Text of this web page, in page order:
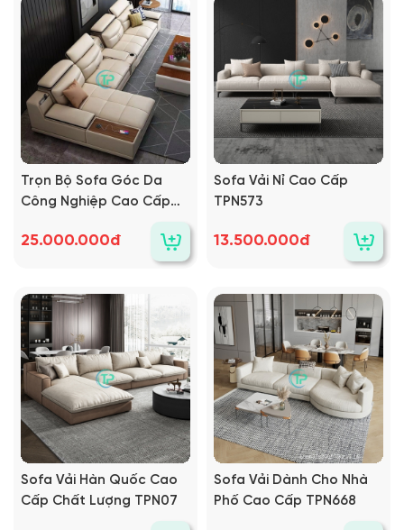
Trọn Bộ Sofa Góc Da
Công Nghiệp Cao Cấp
25.000.000đ
Sofa Vải Nỉ Cao Cấp
TPN573
13.500.000đ
Sofa Vải Hàn Quốc Cao
Cấp Chất Lượng TPN07
Sofa Vải Dành Cho Nhà
Phố Cao Cấp TPN668